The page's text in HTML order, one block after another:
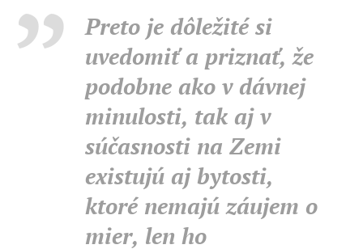
Preto je dôležité si
uvedomiť a priznať, že
podobne ako v dávnej
minulosti, tak aj v
súčasnosti na Zemi
existujú aj bytosti,
ktoré nemajú záujem o
mier, len ho